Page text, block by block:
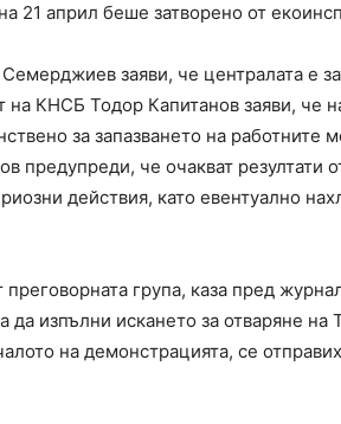
21 април беше затворено от
заяви, че централата е
КНСБ Тодор Капитанов заяви, че
за запазването на работните
предупреди, че очакват резултати
действия, като евентуално
група, каза пред
да изпълни искането за отваряне на
на демонстрацията, се